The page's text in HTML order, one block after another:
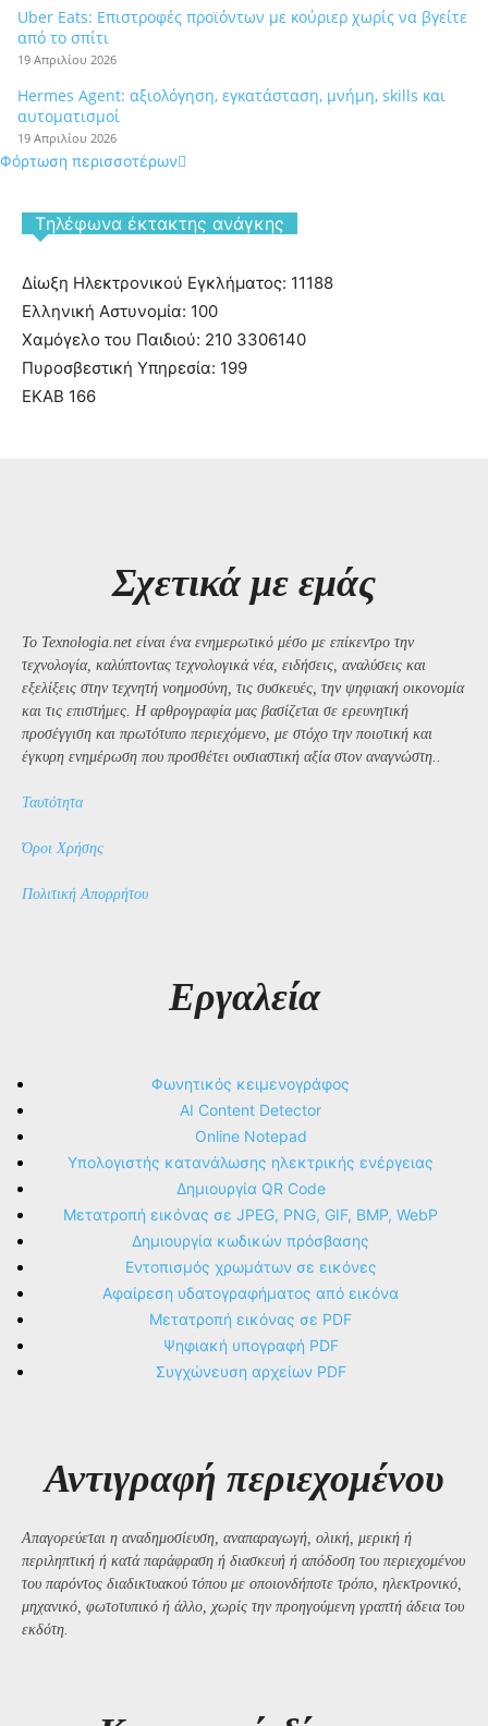
Uber Eats: Επιστροφές προϊόντων με κούριερ χωρίς να βγείτε
από το σπίτι
19 Απριλίου 2026
Hermes Agent: αξιολόγηση, εγκατάσταση, μνήμη, skills και
αυτοματισμοί
19 Απριλίου 2026
Φόρτωση περισσοτέρων
Tηλέφωνα έκτακτης ανάγκης
Δίωξη Ηλεκτρονικού Εγκλήματος: 11188
Ελληνική Αστυνομία: 100
Χαμόγελο του Παιδιού: 210 3306140
Πυροσβεστική Υπηρεσία: 199
ΕΚΑΒ 166
Σχετικά με εμάς
Το Texnologia.net είναι ένα ενημερωτικό μέσο με επίκεντρο την
τεχνολογία, καλύπτοντας τεχνολογικά νέα, ειδήσεις, αναλύσεις και
εξελίξεις στην τεχνητή νοημοσύνη, τις συσκευές, την ψηφιακή οικονομία
και τις επιστήμες. Η αρθρογραφία μας βασίζεται σε ερευνητική
προσέγγιση και πρωτότυπο περιεχόμενο, με στόχο την ποιοτική και
έγκυρη ενημέρωση που προσθέτει ουσιαστική αξία στον αναγνώστη..
Ταυτότητα
Όροι Χρήσης
Πολιτική Απορρήτου
Εργαλεία
Φωνητικός κειμενογράφος
AI Content Detector
Online Notepad
Υπολογιστής κατανάλωσης ηλεκτρικής ενέργειας
Δημιουργία QR Code
Μετατροπή εικόνας σε JPEG, PNG, GIF, BMP, WebP
Δημιουργία κωδικών πρόσβασης
Εντοπισμός χρωμάτων σε εικόνες
Αφαίρεση υδατογραφήματος από εικόνα
Μετατροπή εικόνας σε PDF
Ψηφιακή υπογραφή PDF
Συγχώνευση αρχείων PDF
Αντιγραφή περιεχομένου
Απαγορεύεται η αναδημοσίευση, αναπαραγωγή, ολική, μερική ή
περιληπτική ή κατά παράφραση ή διασκευή ή απόδοση του περιεχομένου
του παρόντος διαδικτυακού τόπου με οποιονδήποτε τρόπο, ηλεκτρονικό,
μηχανικό, φωτοτυπικό ή άλλο, χωρίς την προηγούμενη γραπτή άδεια του
εκδότη.